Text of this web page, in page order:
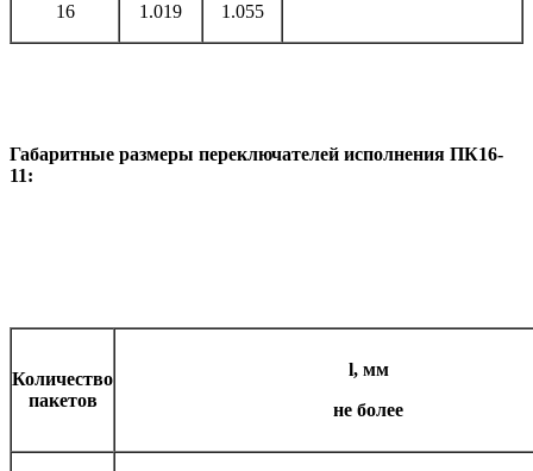
16 1.019 1.055
Габаритные размеры переключателей исполнения ПК16-
11:
Количество
пакетов
l, мм
не более